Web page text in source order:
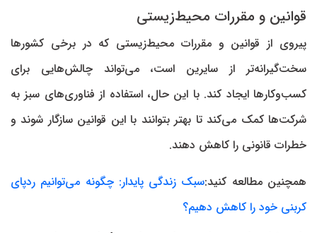
قوانین و مقررات محیط‌زیستی
پیروی از قوانین و مقررات محیط‌زیستی که در برخی کشور‌ها
سخت‌گیرانه‌تر از سایرین است، می‌تواند چالش‌هایی برای
کسب‌وکار‌ها ایجاد کند. با این حال، استفاده از فناوری‌های سبز به
شرکت‌ها کمک می‌کند تا بهتر بتوانند با این قوانین سازگار شوند و
خطرات قانونی را کاهش دهند.
همچنین مطالعه کنید:سبک زندگی پایدار: چگونه می‌توانیم ردپای
کربنی خود را کاهش دهیم؟